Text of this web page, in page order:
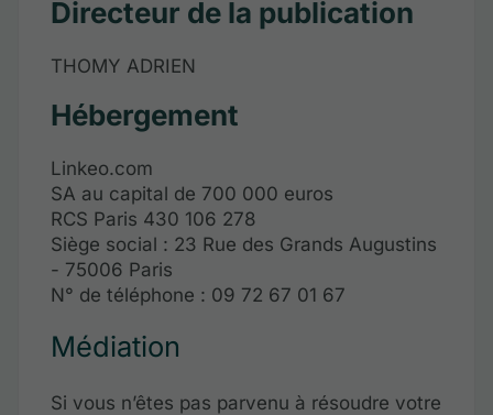
Directeur de la publication
THOMY ADRIEN
Hébergement
Linkeo.com
SA au capital de 700 000 euros
RCS Paris 430 106 278
Siège social : 23 Rue des Grands Augustins
- 75006 Paris
N° de téléphone : 09 72 67 01 67
Médiation
Si vous n’êtes pas parvenu à résoudre votre